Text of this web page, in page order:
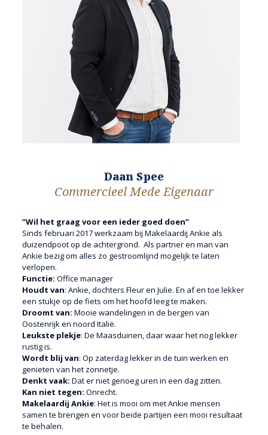
Daan Spee
Commercieel Mede Eigenaar
”Wil het graag voor een ieder goed doen”
Sinds februari 2017 werkzaam bij Makelaardij Ankie als
duizendpoot op de achtergrond. Als partner en man van
Ankie bezig om alles zo gestroomlijnd mogelijk te laten
verlopen.
Functie: Office manager
Houdt van: Ankie, dochters Fleur en Julie. En af en toe lekker
een stukje op de fiets om het hoofd leeg te maken.
Droomt van: Mooie wandelingen in de bergen van
Oostenrijk en noord Italië.
Leukste plekje: De Maasduinen, daar waar het nog lekker
rustig is.
Wordt blij van: Op zaterdag lekker in de tuin werken en
genieten van het zonnetje.
Denkt vaak: Dat er niet genoeg uren in een dag zitten.
Kan niet tegen: Onrecht.
Makelaardij Ankie: Het is mooi om met Ankie mensen
samen te brengen en voor beide partijen een mooi resultaat
te behalen.